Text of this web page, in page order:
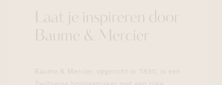
Laat je inspireren door
Baume & Mercier
Baume & Mercier, opgericht in 1830, is een